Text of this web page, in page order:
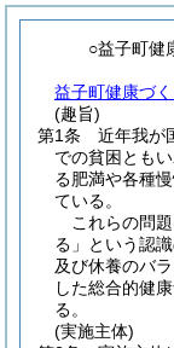
○益子町健
益子町健康づ
(趣旨)
第1条
近年我が
での貧困とも
る肥満や各種
ている。
これらの問
る」という認
及び休養のバ
した総合的健
る。
(実施主体)